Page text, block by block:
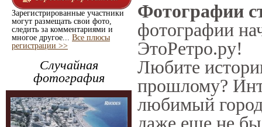
Зарегистрированные участники
могут размещать свои фото,
следить за комментариями и
многое другое... Все плюсы
регистрации >>
Случайная
фотография
Фотографии
фотографии
ЭтоРетро.ру!
Любите
прошлому?
любимый город